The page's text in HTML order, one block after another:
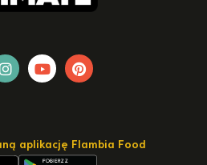
aplikację Flambia Food